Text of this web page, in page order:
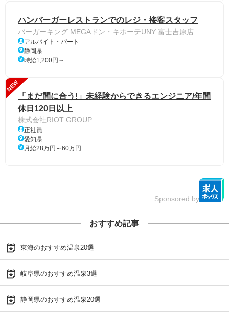
ハンバーガーレストランでのレジ・接客スタッフ
バーガーキング MEGAドン・キホーテUNY 富士吉原店
アルバイト・パート
静岡県
時給1,200円～
NEW
「まだ間に合う!」未経験からできるエンジニア/年間
休日120日以上
株式会社RIOT GROUP
正社員
愛知県
月給28万円～60万円
Sponsored by
おすすめ記事
東海のおすすめ温泉20選
岐阜県のおすすめ温泉3選
静岡県のおすすめ温泉20選